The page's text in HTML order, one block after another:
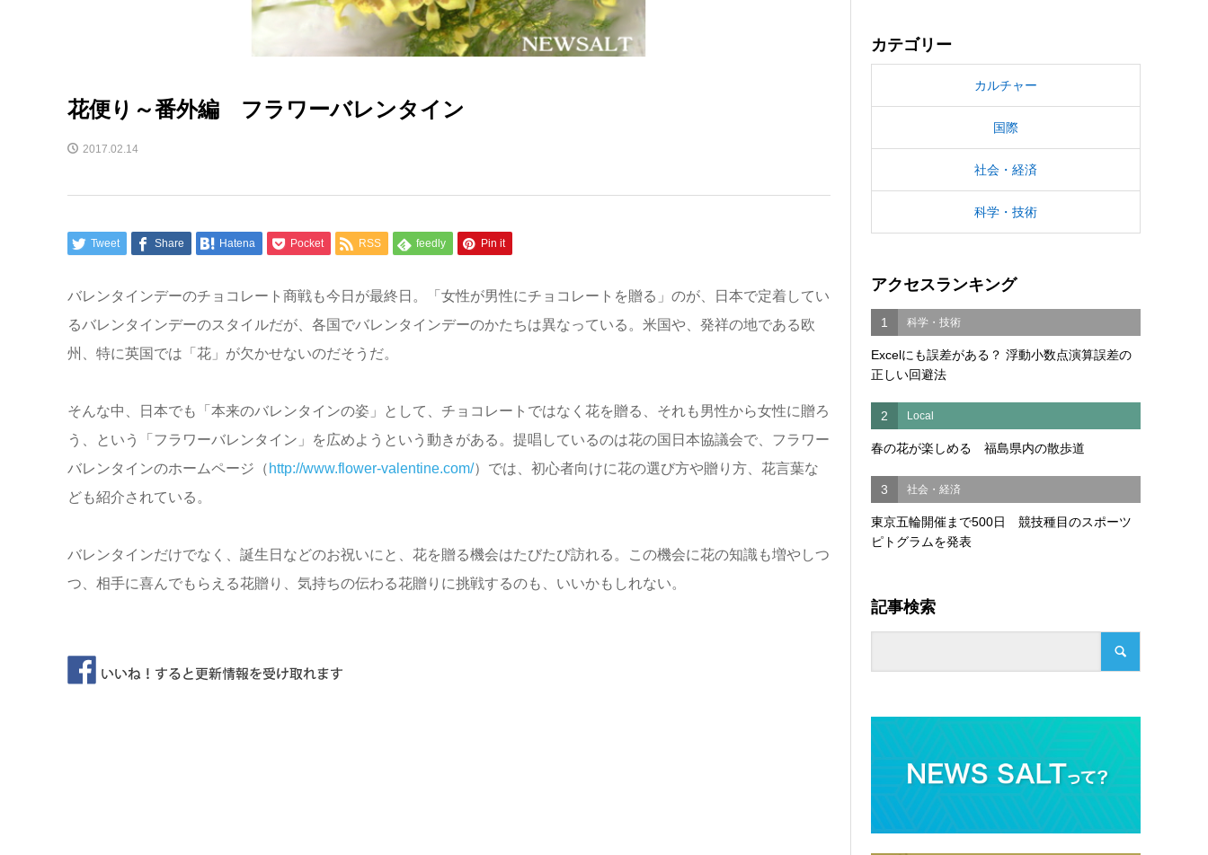
花便り～番外編 フラワーバレンタイン
2017.02.14
Tweet Share Hatena Pocket RSS feedly Pin it
バレンタインデーのチョコレート商戦も今日が最終日。「女性が男性にチョコレートを贈る」のが、日本で定着してい
るバレンタインデーのスタイルだが、各国でバレンタインデーのかたちは異なっている。米国や、発祥の地である欧
州、特に英国では「花」が欠かせないのだそうだ。
そんな中、日本でも「本来のバレンタインの姿」として、チョコレートではなく花を贈る、それも男性から女性に贈ろ
う、という「フラワーバレンタイン」を広めようという動きがある。提唱しているのは花の国日本協議会で、フラワー
バレンタインのホームページ（ http://www.flower-valentine.com/）では、初心者向けに花の選び方や贈り方、花言葉な
ども紹介されている。
バレンタインだけでなく、誕生日などのお祝いにと、花を贈る機会はたびたび訪れる。この機会に花の知識も増やしつ
つ、相手に喜んでもらえる花贈り、気持ちの伝わる花贈りに挑戦するのも、いいかもしれない。
カテゴリー
カルチャー
国際
社会・経済
科学・技術
アクセスランキング
1 科学・技術
Excelにも誤差がある？ 浮動小数点演算誤差の
正しい回避法
2 Local
春の花が楽しめる 福島県内の散歩道
3 社会・経済
東京五輪開催まで500日 競技種目のスポーツ
ピトグラムを発表
記事検索